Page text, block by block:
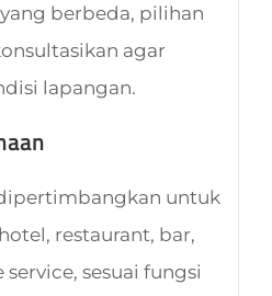
berbeda, pilihan
agar
lapangan.
untuk
restaurant, bar,
sesuai fungsi